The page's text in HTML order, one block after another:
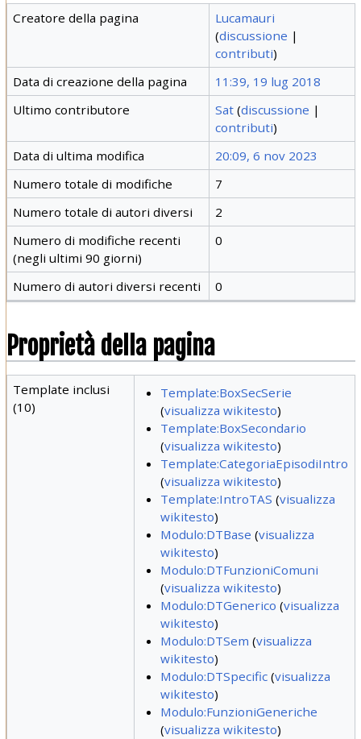
Creatore della pagina
Lucamauri
(discussione |
contributi)
Data di creazione della pagina
11:39, 19 lug 2018
Ultimo contributore
Sat (discussione |
contributi)
Data di ultima modifica
20:09, 6 nov 2023
Numero totale di modifiche
7
Numero totale di autori diversi
2
Numero di modifiche recenti
(negli ultimi 90 giorni)
0
Numero di autori diversi recenti 0
Proprietà della pagina
Template inclusi
(10)
Template:BoxSecSerie
(visualizza wikitesto)
Template:BoxSecondario
(visualizza wikitesto)
Template:CategoriaEpisodiIntro
(visualizza wikitesto)
Template:IntroTAS (visualizza
wikitesto)
Modulo:DTBase (visualizza
wikitesto)
Modulo:DTFunzioniComuni
(visualizza wikitesto)
Modulo:DTGenerico (visualizza
wikitesto)
Modulo:DTSem (visualizza
wikitesto)
Modulo:DTSpecific(visualizza
wikitesto)
Modulo:FunzioniGeneriche
(visualizza wikitesto)